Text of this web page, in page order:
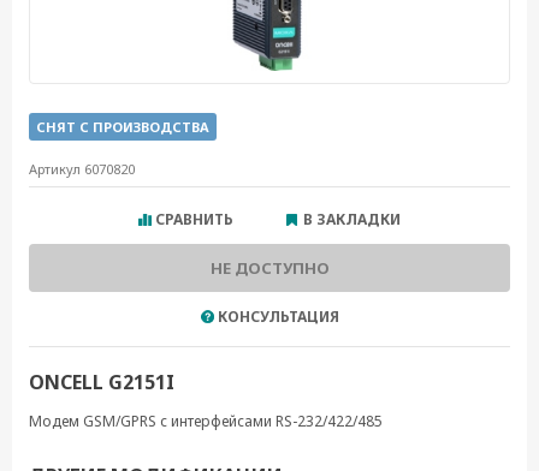
СНЯТ С ПРОИЗВОДСТВА
Артикул 6070820
СРАВНИТЬ В ЗАКЛАДКИ
НЕ ДОСТУПНО
КОНСУЛЬТАЦИЯ
ONCELL G2151I
Модем GSM/GPRS с интерфейсами RS-232/422/485